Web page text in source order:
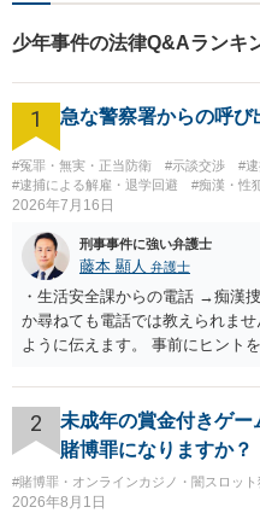
きになりたい場合、最寄りの法
少年事件の法律Q&Aランキ
1 急な警察署からの呼び
#冤罪・無実・正当防衛 #示談交渉
#
#逮捕による解雇・退学回避
#痴漢・性
2026年7月16日
刑事事件に強い弁護士
藤本 顯人 弁護士
・生活安全課からの電話 →痴漢
か尋ねても電話では教えられま
ように伝えます。 事前にヒント
たり →やはり痴漢として疑われ
ないのであれば、何も疑われる
はないですね。
2
未成年の賞金付きゲー
賭博罪になりますか？
#賭博罪・オンラインカジノ・闇スロット
2026年8月1日